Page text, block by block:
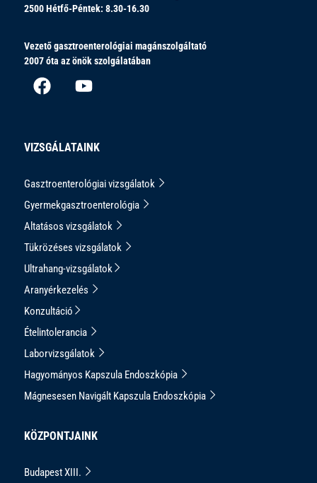
2500Hétfő-Péntek: 8.30-16.30
Vezető gasztroenterológiai magánszolgáltató
2007 óta az önök szolgálatában
VIZSGÁLATAINK
Gasztroenterológiai vizsgálatok
Gyermekgasztroenterológia
Altatásos vizsgálatok
Tükrözéses vizsgálatok
Ultrahang-vizsgálatok
Aranyérkezelés
Konzultáció
Ételintolerancia
Laborvizsgálatok
Hagyományos Kapszula Endoszkópia
Mágnesesen Navigált Kapszula Endoszkópia
KÖZPONTJAINK
Budapest XIII.